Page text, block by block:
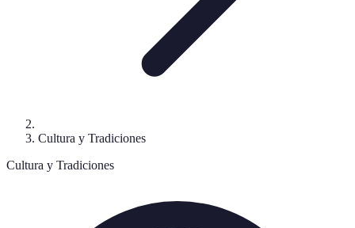
Cultura y Tradiciones
Cultura y Tradiciones